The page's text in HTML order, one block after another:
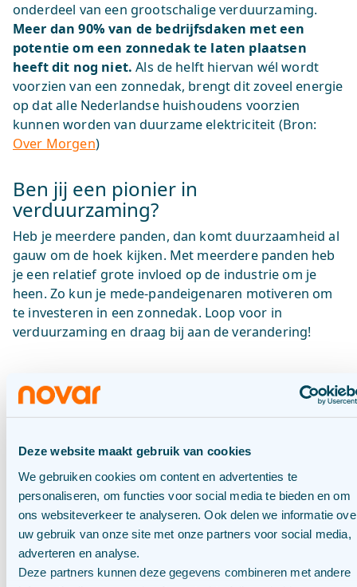
Deze website maakt gebruik van cookies
We gebruiken cookies om content en advertenties te
personaliseren, om functies voor social media te bieden en om
ons websiteverkeer te analyseren. Ook delen we informatie
uw gebruik van onze site met onze partners voor social media,
adverteren en analyse.
Deze partners kunnen deze gegevens combineren met andere
onderdeel van een grootschalige verduurzaming.
Meer dan 90% van de bedrijfsdaken met een
potentie om een zonnedak te laten plaatsen
heeft dit nog niet.Als de helft hiervan wél wordt
voorzien van een zonnedak, brengt dit zoveel energie
op dat alle Nederlandse huishoudens voorzien
kunnen worden van duurzame elektriciteit (Bron:
Over Morgen)
Ben jij een pionier in
verduurzaming?
Heb je meerdere panden, dan komt duurzaamheid al
gauw om de hoek kijken. Met meerdere panden heb
je een relatief grote invloed op de industrie om je
heen. Zo kun je mede-pandeigenaren motiveren om
te investeren in een zonnedak. Loop voor in
verduurzaming en draag bij aan de verandering!
Is een zonnedak veilig?
Brandveiligheidis niet voor niets een belangrijk
brandveiligheid wordt vaak gesteld wanneer het gaat
over zonnepanelen op het dak. De kans op brand is
heel klein bij goed onderhoud door erkende
zonnepanelen-installateurs. Minstens eenmaal per
jaar een grondige onderhoudsbeurt zorgt voor een
zo veilig mogelijk zonnedak. Hierbij worden
bijvoorbeeld oude onderdelen vervangen, vies